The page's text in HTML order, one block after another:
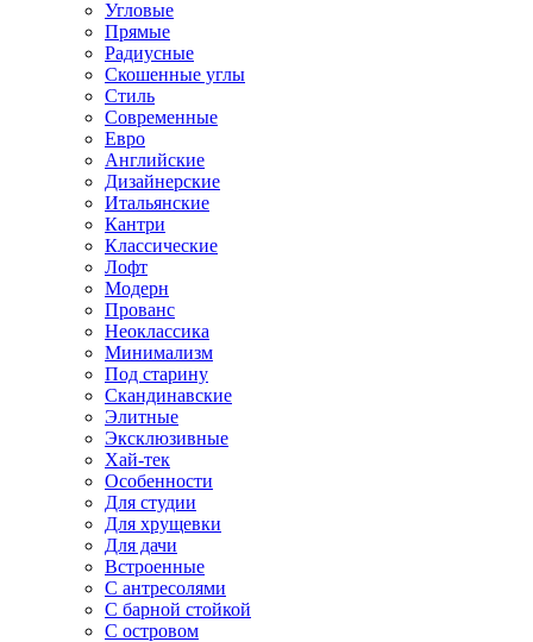
Угловые
Прямые
Радиусные
Скошенные углы
Стиль
Современные
Евро
Английские
Дизайнерские
Итальянские
Кантри
Классические
Лофт
Модерн
Прованс
Неоклассика
Минимализм
Под старину
Скандинавские
Элитные
Эксклюзивные
Хай-тек
Особенности
Для студии
Для хрущевки
Для дачи
Встроенные
С антресолями
С барной стойкой
С островом